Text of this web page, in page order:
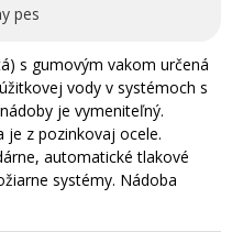
pes
s gumovým vakom určená
vody v systémoch s
je vymeniteľný.
je z pozinkovaj ocele.
automatické tlakové
systémy. Nádoba